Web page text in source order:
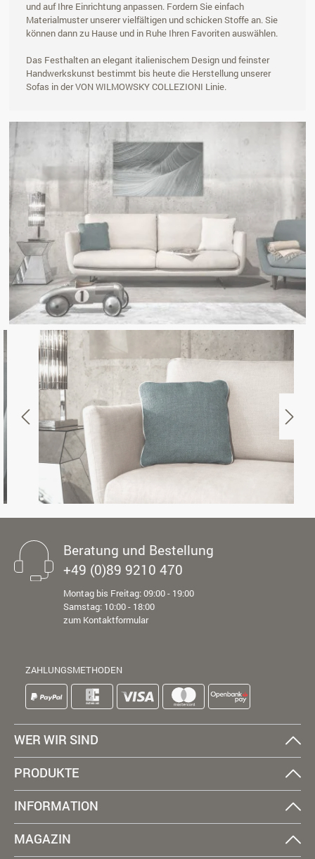
und auf Ihre Einrichtung anpassen. Fordern Sie einfach
Materialmuster unserer vielfältigen und schicken Stoffe an. Sie
können dann zu Hause und in Ruhe Ihren Favoriten auswählen.
Das Festhalten an elegant italienischem Design und feinster
Handwerkskunst bestimmt bis heute die Herstellung unserer
Sofas in der VON WILMOWSKY COLLEZIONI Linie.
Beratung und Bestellung
+49 (0)89 9210 470
Montag bis Freitag: 09:00 - 19:00
Samstag: 10:00 - 18:00
zum Kontaktformular
ZAHLUNGSMETHODEN
WER WIR SIND
PRODUKTE
INFORMATION
MAGAZIN